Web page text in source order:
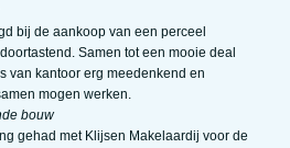
bij de aankoop van een perceel
Samen tot een mooie deal
van kantoor erg meedenkend en
mogen werken.
bouw
gehad met Klijsen Makelaardij voor de